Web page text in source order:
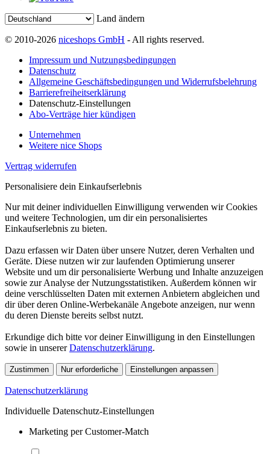
Land ändern
© 2010-2026 niceshops GmbH - All rights reserved.
Impressum und Nutzungsbedingungen
Datenschutz
Allgemeine Geschäftsbedingungen und Widerrufsbelehrung
Barrierefreiheitserklärung
Datenschutz-Einstellungen
Abo-Verträge hier kündigen
Unternehmen
Weitere nice Shops
Vertrag widerrufen
Personalisiere dein Einkaufserlebnis
Nur mit deiner individuellen Einwilligung verwenden wir Cookies
und weitere Technologien, um dir ein personalisiertes
Einkaufserlebnis zu bieten.
Dazu erfassen wir Daten über unsere Nutzer, deren Verhalten und
Geräte. Diese nutzen wir zur laufenden Optimierung unserer
Website und um dir personalisierte Werbung und Inhalte anzuzeigen
sowie zur Analyse der Nutzungsstatistiken. Außerdem können wir
deine verschlüsselten Daten mit externen Anbietern abgleichen und
dir über deren Online-Werbekanäle Angebote anzeigen, nur wenn
du deren Dienste bereits selbst nutzt.
Erkundige dich bitte vor deiner Einwilligung in den Einstellungen
sowie in unsererDatenschutzerklärung.
Zustimmen Nur erforderliche Einstellungen anpassen
Datenschutzerklärung
Individuelle Datenschutz-Einstellungen
Marketing per Customer-Match